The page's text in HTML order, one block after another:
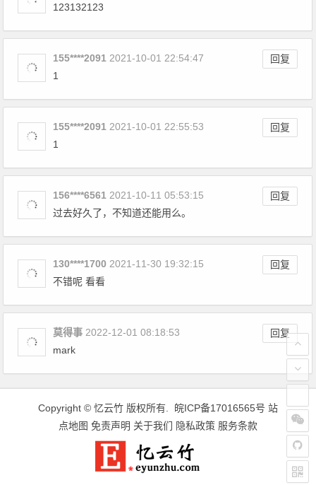
123132123
155****2091 回复
2021-10-01 22:54:47
1
155****2091 回复
2021-10-01 22:55:53
1
156****6561 回复
2021-10-11 05:53:15
过去好久了，不知道还能用么。
130****1700 回复
2021-11-30 19:32:15
不错呢 看看
莫得事 回复
2022-12-01 08:18:53
mark
Copyright © 忆云竹 版权所有. 皖ICP备17016565号 站
点地图 免责声明 关于我们 隐私政策 服务条款